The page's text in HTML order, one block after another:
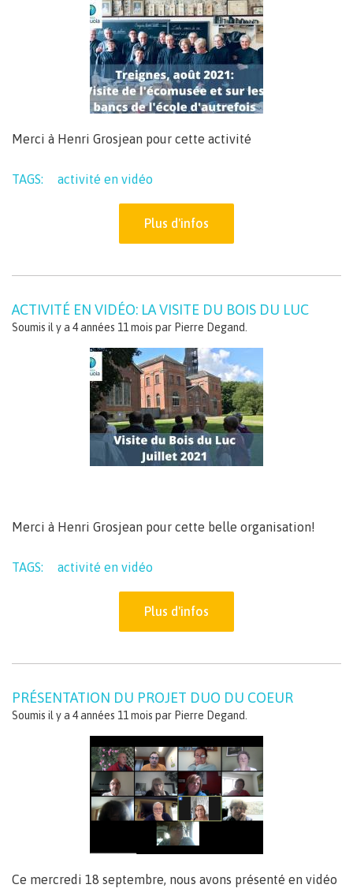
Merci à Henri Grosjean pour cette activité
TAGS: activité en vidéo
Plus d'infos
ACTIVITÉ EN VIDÉO: LA VISITE DU BOIS DU LUC
Soumis il y a 4 années 11 mois par Pierre Degand
Merci à Henri Grosjean pour cette belle organisation!
TAGS: activité en vidéo
Plus d'infos
PRÉSENTATION DU PROJET DUO DU COEUR
Soumis il y a 4 années 11 mois par Pierre Degand
Ce mercredi 18 septembre, nous avons présenté en vidéo